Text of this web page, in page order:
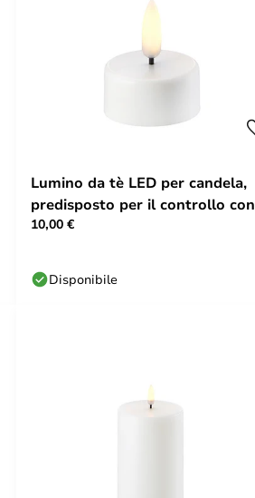
Lumino da tè LED per candela,
predisposto per il controllo con
telecomando, Ø
10,00 €
Disponibile